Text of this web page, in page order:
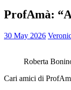
ProfAmà:
30 May 2026
Roberta
Cari amici di